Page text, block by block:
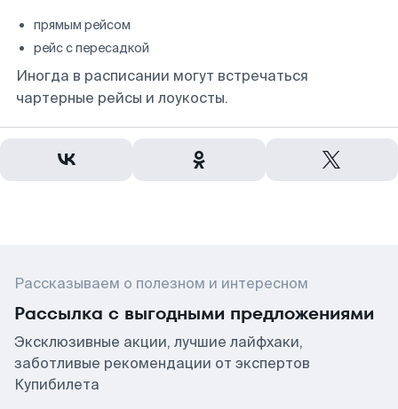
прямым рейсом
рейс с пересадкой
Иногда в расписании могут встречаться
чартерные рейсы и лоукосты.
Рассказываем о полезном и интересном
Рассылка с выгодными предложениями
Эксклюзивные акции, лучшие лайфхаки,
заботливые рекомендации от экспертов
Купибилета